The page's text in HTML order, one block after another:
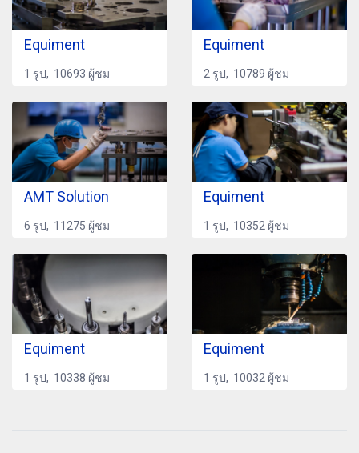
Equiment
1 รูป, 10693 ผู้ชม
Equiment
2 รูป, 10789 ผู้ชม
AMT Solution
6 รูป, 11275 ผู้ชม
Equiment
1 รูป, 10352 ผู้ชม
Equiment
1 รูป, 10338 ผู้ชม
Equiment
1 รูป, 10032 ผู้ชม